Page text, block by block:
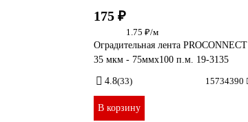
175 ₽
1.75 ₽/м
Оградительная лента PROCONNECT
35 мкм - 75ммх100 п.м. 19-3135
4.8(33) 15734390
В корзину